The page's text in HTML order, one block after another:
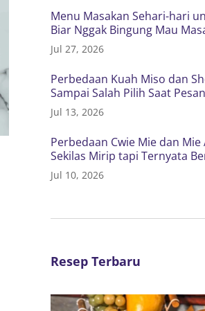
Menu Masakan Sehari-hari
Biar Nggak Bingung Mau
Jul 27, 2026
Perbedaan Kuah Miso dan
Sampai Salah Pilih Saat
Jul 13, 2026
Perbedaan Cwie Mie dan Mie
Sekilas Mirip tapi Ternyata
Jul 10, 2026
Resep Terbaru